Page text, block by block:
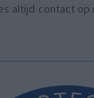
altijd contact